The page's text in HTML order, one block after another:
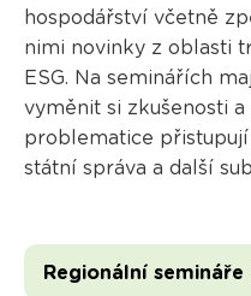
hospodářství včetně
nimi novinky z oblasti
ESG. Na seminářích
vyměnit si zkušenosti
problematice
státní správa a další
Regionální semináře